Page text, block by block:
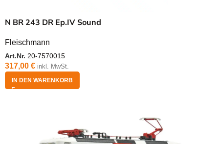
N BR 243 DR Ep.IV Sound
Fleischmann
Art.Nr. 20-7570015
317,00 € inkl. MwSt.
IN DEN WARENKORB